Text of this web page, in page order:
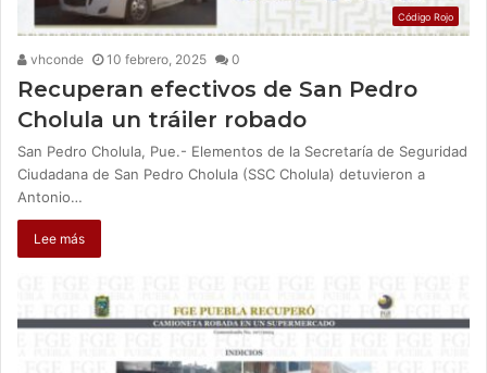
Código Rojo
vhconde 10 febrero, 2025 0
Recuperan efectivos de San Pedro
Cholula un tráiler robado
San Pedro Cholula, Pue.- Elementos de la Secretaría de Seguridad
Ciudadana de San Pedro Cholula (SSC Cholula) detuvieron a
Antonio…
Lee más